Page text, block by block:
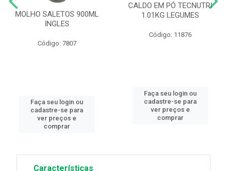
MOLHO SALETOS 900ML
INGLES
Código: 7807
Faça seu login ou
cadastre-se para
ver preços e
comprar
CALDO EM PÓ TECNUTRI
1.01KG LEGUMES
Código: 11876
Faça seu login ou
cadastre-se para
ver preços e
comprar
Características